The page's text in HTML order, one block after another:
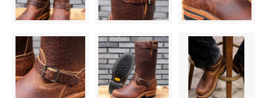
8EEE
8 1/2A
55,000円(税込)
8 1/2B
55,000円(税込)